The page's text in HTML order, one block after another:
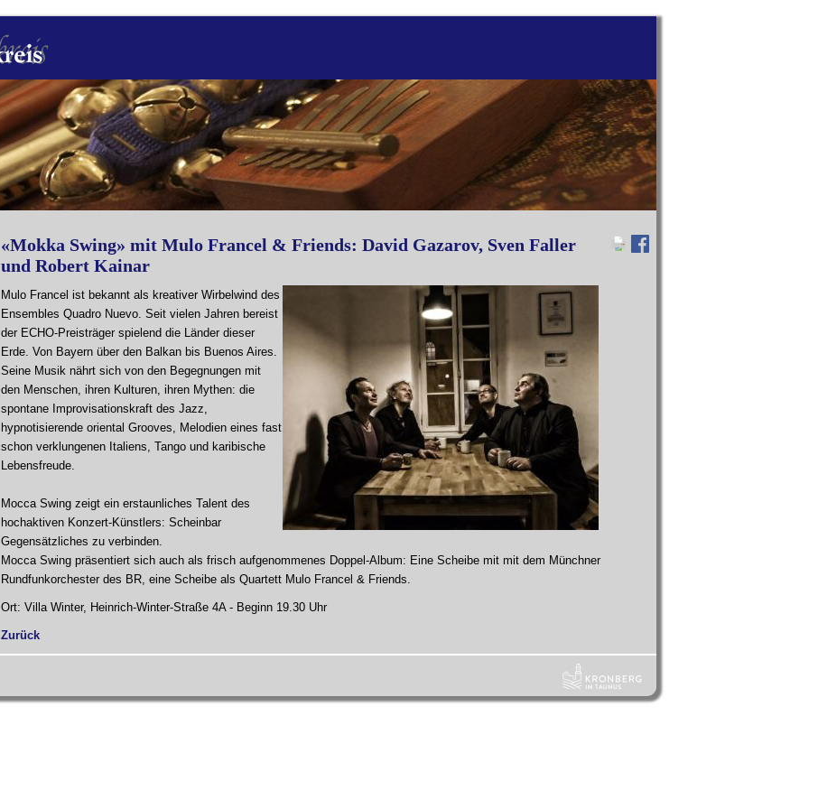
«Mokka Swing» mit Mulo Francel & Friends: David Gazarov, Sven Faller
und Robert Kainar
Mulo Francel ist bekannt als kreativer Wirbelwind des
Ensembles Quadro Nuevo. Seit vielen Jahren bereist
der ECHO-Preisträger spielend die Länder dieser
Erde. Von Bayern über den Balkan bis Buenos Aires.
Seine Musik nährt sich von den Begegnungen mit
den Menschen, ihren Kulturen, ihren Mythen: die
spontane Improvisationskraft des Jazz,
hypnotisierende oriental Grooves, Melodien eines fast
schon verklungenen Italiens, Tango und karibische
Lebensfreude.
Mocca Swing zeigt ein erstaunliches Talent des
hochaktiven Konzert-Künstlers: Scheinbar
Gegensätzliches zu verbinden.
Mocca Swing präsentiert sich auch als frisch aufgenommenes Doppel-Album: Eine Scheibe mit mit dem Münchner
Rundfunkorchester des BR, eine Scheibe als Quartett Mulo Francel & Friends.
Ort: Villa Winter, Heinrich-Winter-Straße 4A - Beginn 19.30 Uhr
Zurück